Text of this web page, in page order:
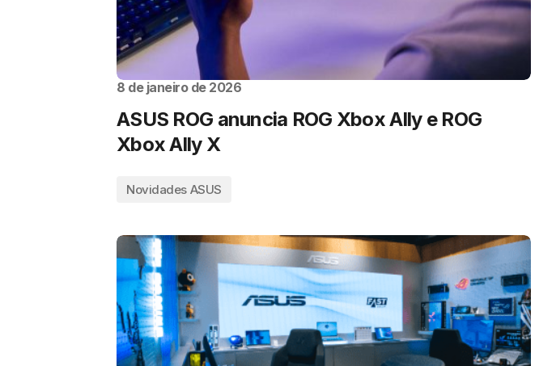
8 de janeiro de 2026
ASUS ROG anuncia ROG Xbox Ally e ROG
Xbox Ally X
Novidades ASUS